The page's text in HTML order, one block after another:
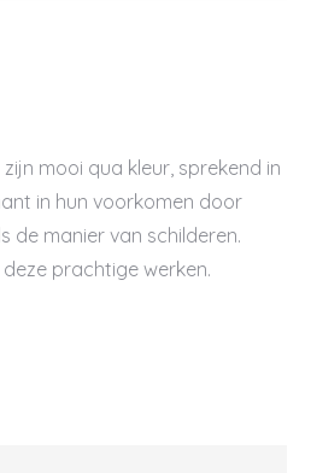
mooi qua kleur, sprekend in
in hun voorkomen door
de manier van schilderen.
prachtige werken.